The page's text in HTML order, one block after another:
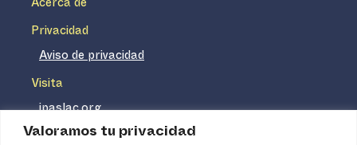
Valoramos tu privacidad
Acerca de
Privacidad
Aviso de privacidad
Visita
ipaslac.org
ipasmexico.org